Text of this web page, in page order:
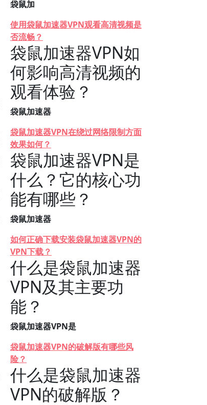
袋鼠加
使用袋鼠加速器VPN观看高清视频是
否流畅？
袋鼠加速器VPN如
何影响高清视频的
观看体验？
袋鼠加速器
袋鼠加速器VPN在绕过网络限制方面
效果如何？
袋鼠加速器VPN是
什么？它的核心功
能有哪些？
袋鼠加速器
如何正确下载安装袋鼠加速器VPN的
VPN下载？
什么是袋鼠加速器
VPN及其主要功
能？
袋鼠加速器VPN是
袋鼠加速器VPN的破解版有哪些风
险？
什么是袋鼠加速器
VPN的破解版？